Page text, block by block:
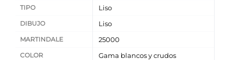
TIPO Liso
DIBUJO Liso
MARTINDALE 25000
COLOR Gama blancos y crudos